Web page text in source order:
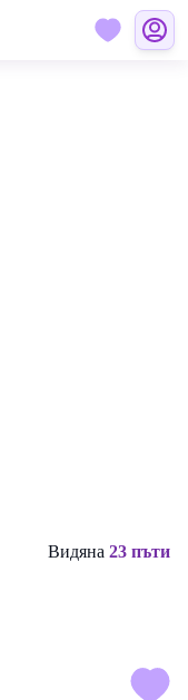
Видяна 23 пъти